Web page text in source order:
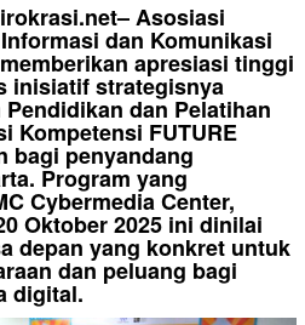
Asosiasi
dan Komunikasi
apresiasi tinggi
inisiatif strategisnya
dan Pelatihan
Kompetensi FUTURE
bagi penyandang
Program yang
Cybermedia Center,
Oktober 2025 ini dinilai
depan yang konkret untuk
dan peluang bagi
digital.